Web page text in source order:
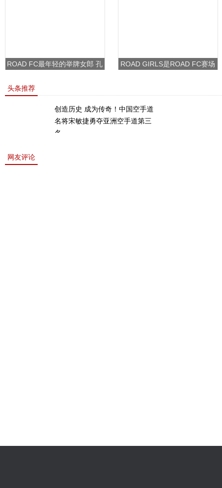
ROAD FC最年轻的举牌女郎 孔
ROAD GIRLS是ROAD FC赛场
头条推荐
创造历史 成为传奇！中国空手道
名将宋敏捷勇夺亚洲空手道第三
名。
网友评论